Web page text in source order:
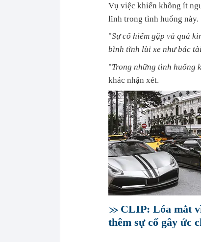
Vụ việc khiến không ít
lĩnh trong tình huống này.
"Sự cố hiếm gặp và quá
bình tĩnh lùi xe như bác tài
"Trong những tình huống
khác nhận xét.
CLIP: Lóa mắt
thêm sự cố gây ức